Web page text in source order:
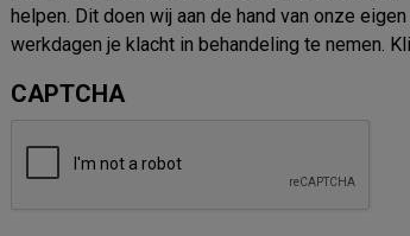
helpen. Dit doen wij aan de hand van onze
werkdagen je klacht in behandeling te nemen.
CAPTCHA